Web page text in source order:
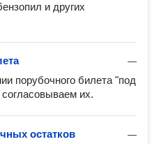
и других
—
порубочного билета "под
их.
—
остатков